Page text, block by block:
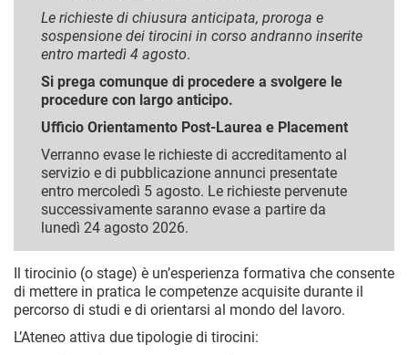
Le richieste di chiusura anticipata, proroga e
sospensione dei tirocini in corso andranno inserite
entro martedì 4 agosto.
Si prega comunque di procedere a svolgere le
procedure con largo anticipo.
Ufficio Orientamento Post-Laurea e Placement
Verranno evase le richieste di accreditamento al
servizio e di pubblicazione annunci presentate
entro mercoledì 5 agosto. Le richieste pervenute
successivamente saranno evase a partire da
lunedì 24 agosto 2026.
Il tirocinio (o stage) è un’esperienza formativa che consente
di mettere in pratica le competenze acquisite durante il
percorso di studi e di orientarsi al mondo del lavoro.
L’Ateneo attiva due tipologie di tirocini: